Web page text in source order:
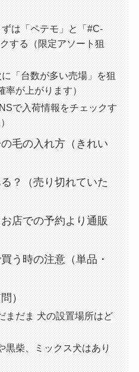
は「ペテモ」と「#C-
する（限定アソート狙
「台数が多い売場」を狙
率が上がります）
で入荷情報をチェックす
毛の入れ方（きれい
？（売り切れていた
店での予約より通販
う時の注意（単品・
）
まだま 犬の設置場所はど
黒柴、ミックス犬はあり